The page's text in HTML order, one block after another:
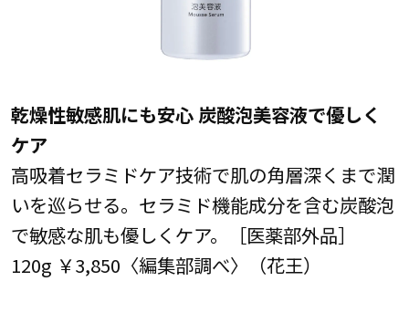
乾燥性敏感肌にも安心 炭酸泡美容液で優しく
ケア
高吸着セラミドケア技術で肌の角層深くまで潤
いを巡らせる。セラミド機能成分を含む炭酸泡
で敏感な肌も優しくケア。［医薬部外品］
120g ￥3,850〈編集部調べ〉（花王）